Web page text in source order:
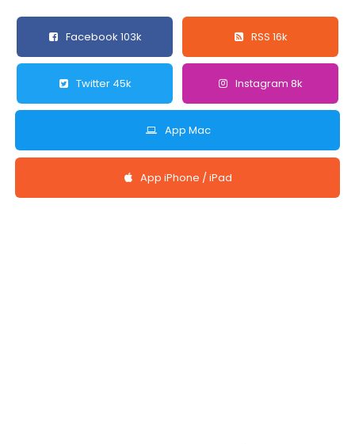
Facebook 103k RSS 16k
Twitter 45k Instagram 8k
App Mac
App iPhone / iPad